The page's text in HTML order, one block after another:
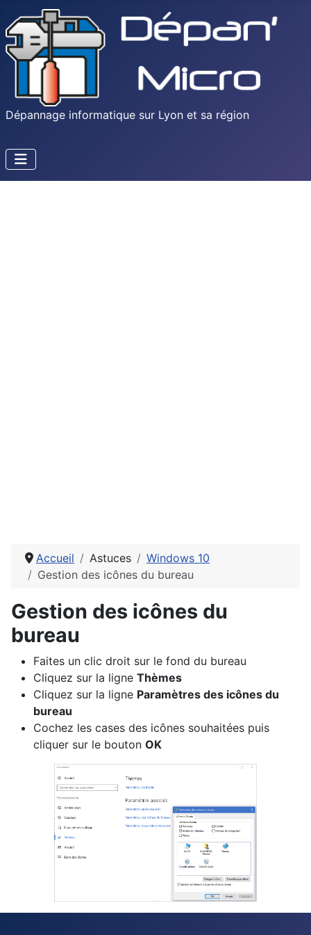
Dépannage informatique sur Lyon et sa région
Accueil Astuces
Windows 10
Gestion des icônes du bureau
Gestion des icônes du
bureau
Faites un clic droit sur le fond du bureau
Cliquez sur la ligne Thèmes
Cliquez sur la ligne Paramètres des icônes du
bureau
Cochez les cases des icônes souhaitées puis
cliquer sur le bouton OK